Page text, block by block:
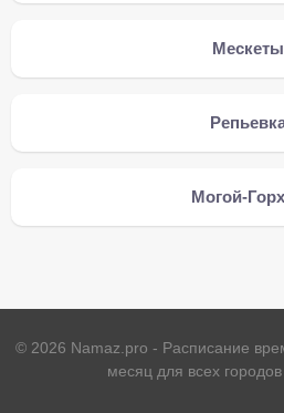
Мескеты
Могой-
© 2026 Namaz.pro - Расписание
месяц для всех